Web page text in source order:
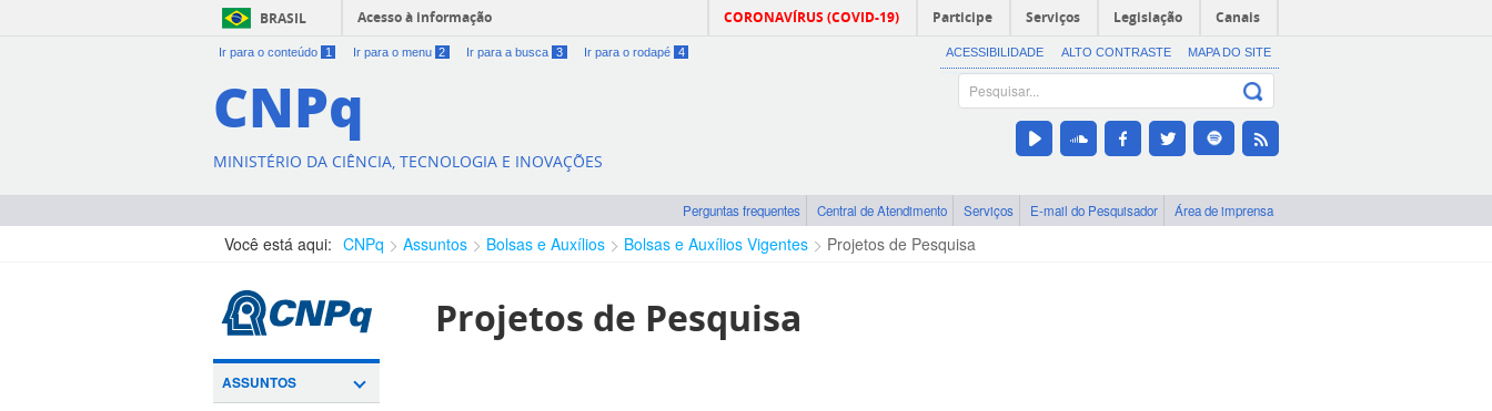
BRASIL Acesso à informação CORONAVÍRUS (COVID-19) Participe Serviços Legislação Canais
Ir para o conteúdo 1 Ir para o menu 2 Ir para a busca 3 Ir para o rodapé 4 ACESSIBILIDADE ALTO CONTRASTE MAPA DO SITE
CNPq
MINISTÉRIO DA CIÊNCIA, TECNOLOGIA E INOVAÇÕES
Perguntas frequentes Central de Atendimento Serviços E-mail do Pesquisador Área de imprensa
Você está aqui: CNPq Assuntos Bolsas e Auxílios Bolsas e Auxílios Vigentes Projetos de Pesquisa
ASSUNTOS
Projetos de Pesquisa